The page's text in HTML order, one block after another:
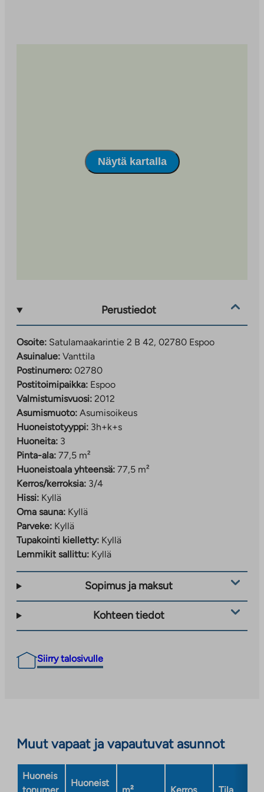
Näytä kartalla
Perustiedot
Osoite: Satulamaakarintie 2 B 42, 02780 Espoo
Asuinalue: Vanttila
Postinumero: 02780
Postitoimipaikka: Espoo
Valmistumisvuosi: 2012
Asumismuoto: Asumisoikeus
Huoneistotyyppi: 3h+k+s
Huoneita: 3
Pinta-ala: 77,5 m²
Huoneistoala yhteensä: 77,5 m²
Kerros/kerroksia: 3/4
Hissi: Kyllä
Oma sauna: Kyllä
Parveke: Kyllä
Tupakointi kielletty: Kyllä
Lemmikit sallittu: Kyllä
Sopimus ja maksut
Kohteen tiedot
Siirry talosivulle
Muut vapaat ja vapautuvat asunnot
Huoneis
Huoneist